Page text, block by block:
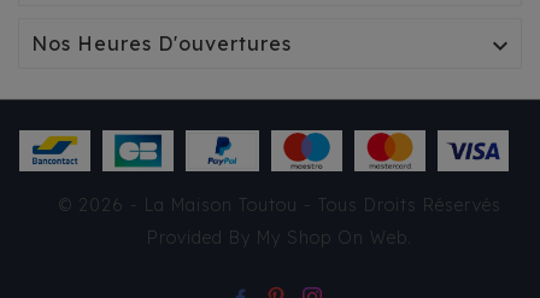
SAC BANDOULIÈRE
92,50 €
Nos Heures D'ouvertures 
© 2026 - La Maison Toutou - Tous Droits Réservés
Provided By My Shop On Web